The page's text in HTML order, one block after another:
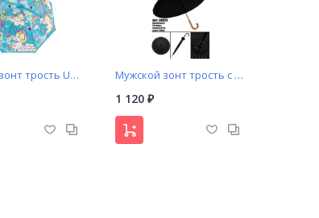
Детский зонт трость Universal арт. А424 принт «Единорог» Мужской зонт трость c деревянной ручкой крючок арт. D0029
1 120₽